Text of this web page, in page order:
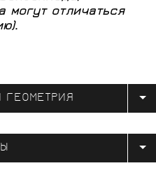
могут отличаться
ГЕОМЕТРИЯ